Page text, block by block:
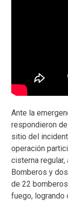
Ante la
respondieron
sitio del
operación
cisterna regular,
Bomberos y
de 22
fuego, logrando